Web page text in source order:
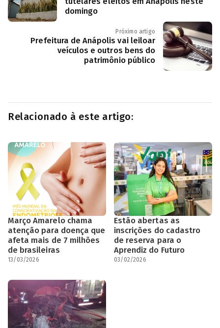
domingo
Próximo artigo
Prefeitura de Anápolis vai leiloar
veículos e outros bens do
patrimônio público
Relacionado à este artigo:
Março Amarelo chama
atenção para doença que
afeta mais de 7 milhões
de brasileiras
13/03/2026
Estão abertas as
inscrições do cadastro
de reserva para o
Aprendiz do Futuro
03/02/2026